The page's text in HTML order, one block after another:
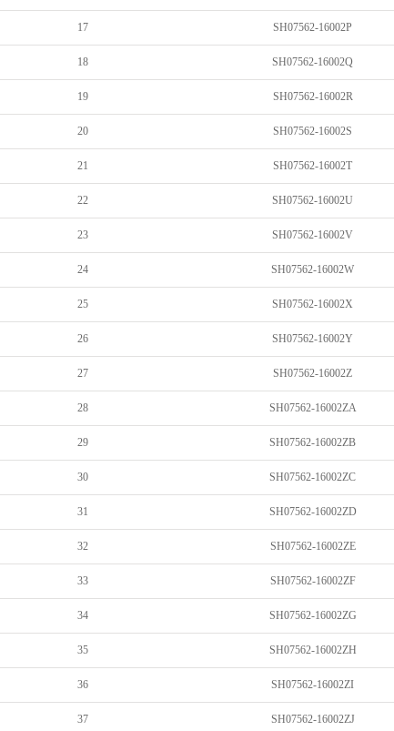
17 SH07562-16002P
18 SH07562-16002Q
19 SH07562-16002R
20 SH07562-16002S
21 SH07562-16002T
22 SH07562-16002U
23 SH07562-16002V
24 SH07562-16002W
25 SH07562-16002X
26 SH07562-16002Y
27 SH07562-16002Z
28 SH07562-16002ZA
29 SH07562-16002ZB
30 SH07562-16002ZC
31 SH07562-16002ZD
32 SH07562-16002ZE
33 SH07562-16002ZF
34 SH07562-16002ZG
35 SH07562-16002ZH
36 SH07562-16002ZI
37 SH07562-16002ZJ